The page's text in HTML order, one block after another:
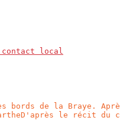
local
bords de la Braye.
le récit du